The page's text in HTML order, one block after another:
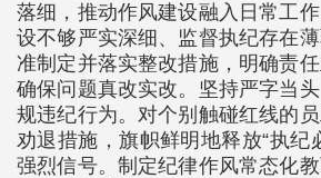
落细，推动作风建设融入日常工
设不够严实深细、监督执纪存在
准制定并落实整改措施，明确责任
确保问题真改实改。坚持严字当
规违纪行为。对个别触碰红线的
劝退措施，旗帜鲜明地释放“执纪
强烈信号。制定纪律作风常态化